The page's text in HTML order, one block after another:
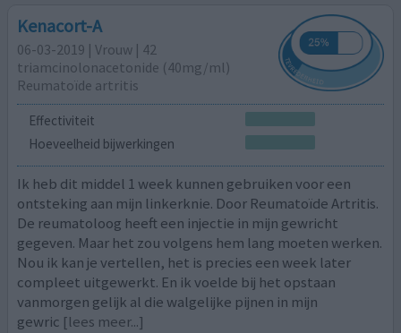
Kenacort-A
06-03-2019 | Vrouw | 42
triamcinolonacetonide (40mg/ml)
Reumatoïde artritis
Effectiviteit
Hoeveelheid bijwerkingen
Ik heb dit middel 1 week kunnen gebruiken voor een
ontsteking aan mijn linkerknie. Door Reumatoïde Artritis.
De reumatoloog heeft een injectie in mijn gewricht
gegeven. Maar het zou volgens hem lang moeten werken.
Nou ik kan je vertellen, het is precies een week later
compleet uitgewerkt. En ik voelde bij het opstaan
vanmorgen gelijk al die walgelijke pijnen in mijn
gewric [lees meer...]